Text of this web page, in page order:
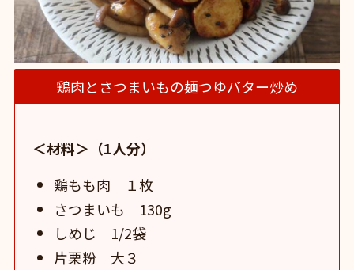
鶏肉とさつまいもの麺つゆバター炒め
＜材料＞（1人分）
鶏もも肉 １枚
さつまいも 130g
しめじ 1/2袋
片栗粉 大３